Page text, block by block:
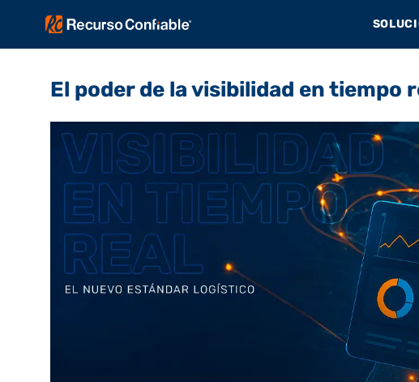
El poder de la visibilidad en tiempo